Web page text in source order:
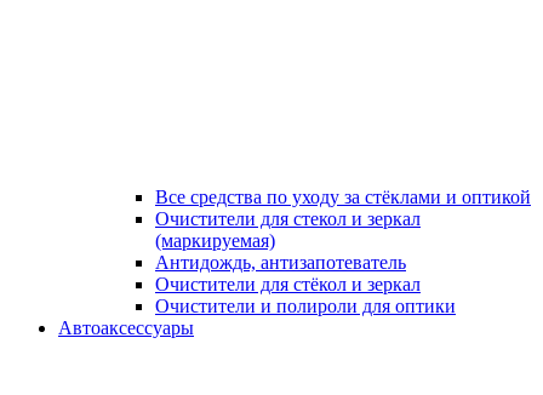
Все средства по уходу за стёклами и оптикой
Очистители для стекол и зеркал
(маркируемая)
Антидождь, антизапотеватель
Очистители для стёкол и зеркал
Очистители и полироли для оптики
Автоаксессуары